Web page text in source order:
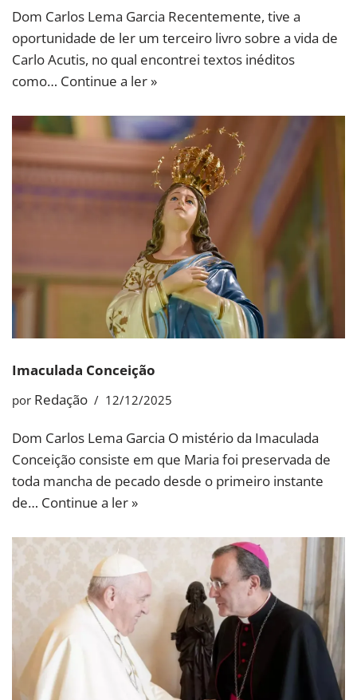
Dom Carlos Lema Garcia Recentemente, tive a
oportunidade de ler um terceiro livro sobre a vida de
Carlo Acutis, no qual encontrei textos inéditos
como… Continue a ler »
Imaculada Conceição
por Redação 12/12/2025
Dom Carlos Lema Garcia O mistério da Imaculada
Conceição consiste em que Maria foi preservada de
toda mancha de pecado desde o primeiro instante
de… Continue a ler »